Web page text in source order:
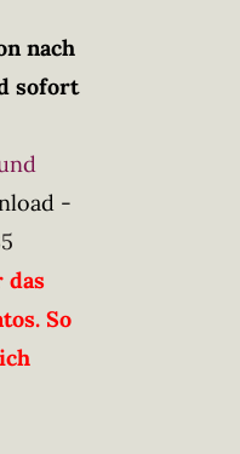
nach
sofort
-
das
So